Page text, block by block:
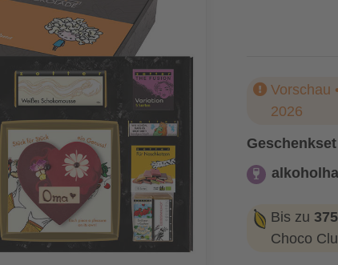
Vorschau
2026
Geschenkset
Bis zu
Choco